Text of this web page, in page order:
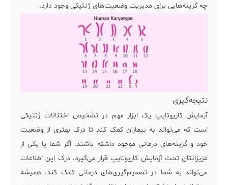
چه گزینه‌هایی برای مدیریت وضعیت‌های ژنتیکی وجود دارد.
نتیجه‌گیری
آزمایش کاریوتایپ یک ابزار مهم در تشخیص اختلالات ژنتیکی
است که می‌تواند به بیماران کمک کند تا درک بهتری از وضعیت
خود و گزینه‌های درمانی موجود داشته باشند. اگر شما یا یکی از
عزیزانتان تحت آزمایش کاریوتایپ قرار می‌گیرد، درک این اطلاعات
می‌تواند به شما در تصمیم‌گیری‌های درمانی کمک کند. همیشه